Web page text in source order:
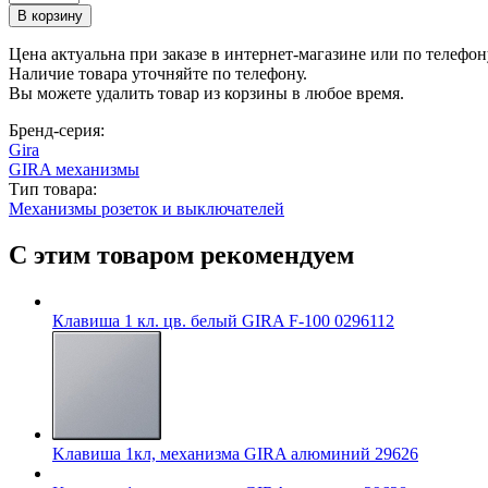
Цена актуальна при заказе в интернет-магазине или по
Наличие товара уточняйте по телефону.
Вы можете удалить товар из корзины в любое время.
Бренд-серия:
Gira
GIRA механизмы
Тип товара:
Механизмы розеток и выключателей
С этим товаром рекомендуем
Клавиша 1 кл. цв. белый GIRA F-100 0296112
Kлавиша 1кл, механизма GIRA алюминий 29626